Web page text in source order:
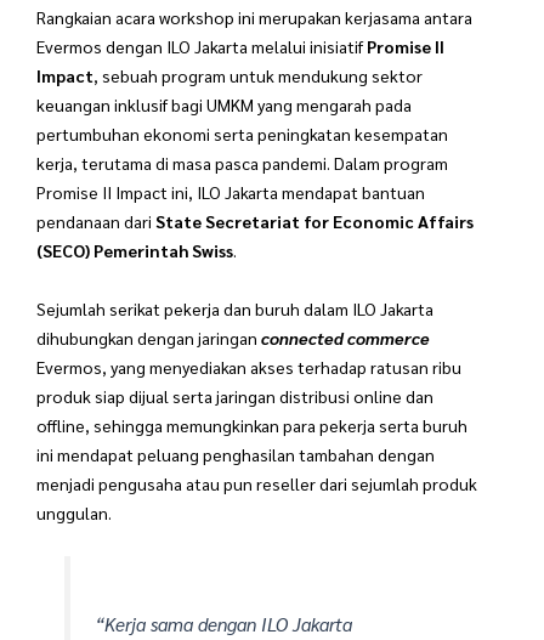
Rangkaian acara workshop ini merupakan kerjasama antara
Evermos dengan ILO Jakarta melalui inisiatifPromise II
Impact , sebuah program untuk mendukung sektor
keuangan inklusif bagi UMKM yang mengarah pada
pertumbuhan ekonomi serta peningkatan kesempatan
kerja, terutama di masa pasca pandemi. Dalam program
Promise II Impact ini, ILO Jakarta mendapat bantuan
pendanaan dari State Secretariat for Economic Affairs
(SECO) Pemerintah Swiss
Sejumlah serikat pekerja dan buruh dalam ILO Jakarta
dihubungkan dengan jaringan connected commerce
Evermos, yang menyediakan akses terhadap ratusan ribu
produk siap dijual serta jaringan distribusi online dan
offline, sehingga memungkinkan para pekerja serta buruh
ini mendapat peluang penghasilan tambahan dengan
menjadi pengusaha atau pun reseller dari sejumlah produk
unggulan.
“Kerja sama dengan ILO Jakarta